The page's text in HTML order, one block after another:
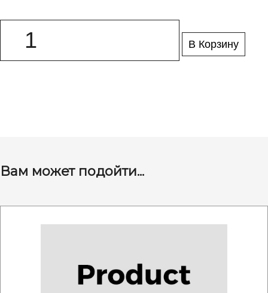
В Корзину
Вам может подойти...